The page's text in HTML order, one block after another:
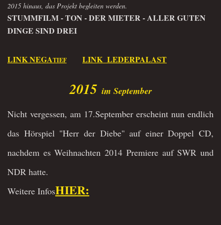
2015 hinaus, das Projekt begleiten werden.
STUMMFILM - TON - DER MIETER - ALLER GUTEN
DINGE SIND DREI
LINK NEGATIEF LINKLEDERPALAST
2015 im September
Nicht vergessen, am 17.September erscheint nun endlich
das Hörspiel "Herr der Diebe" auf einer Doppel CD,
nachdem es Weihnachten 2014 Premiere auf SWR und
NDR hatte.
Weitere InfosHIER: